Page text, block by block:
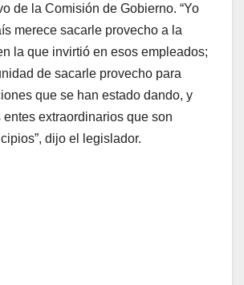
de la Comisión de Gobierno. “Yo
merece sacarle provecho a la
la que invirtió en esos empleados;
de sacarle provecho para
que se han estado dando, y
entes extraordinarios que son
dijo el legislador.